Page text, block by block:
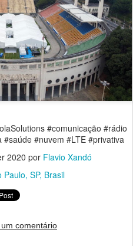
#comunicação #rádio
#nuvem #LTE #privativa
2020 por Flavio Xandó
Paulo, SP, Brasil
comentário